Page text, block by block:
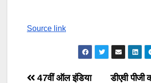
Reading
Source link
डीएवी
47वीं ऑल इंडिया